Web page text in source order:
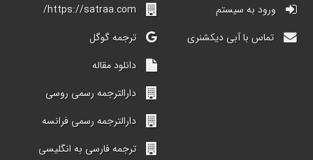
ورود به سیستم
تماس با آبی دیکشنری
https://satraa.com/
ترجمه گوگل
دانلود مقاله
دارالترجمه رسمی روسی
دارالترجمه رسمی فرانسه
ترجمه فارسی به انگلیسی